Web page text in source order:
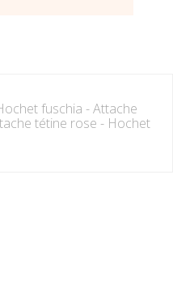
fuschia - Attache
tétine rose - Hochet